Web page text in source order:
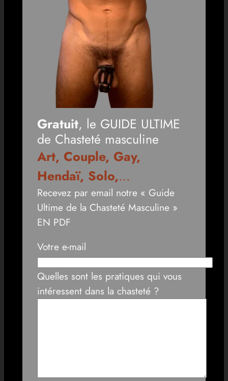
Gratuit, le GUIDE ULTIME
de Chasteté masculine
Art, Couple, Gay,
Hendaï, Solo,…
Recevez par email notre « Guide
Ultime de la Chasteté Masculine »
EN PDF
Votre e-mail
Quelles sont les pratiques qui vous
intéressent dans la chasteté ?